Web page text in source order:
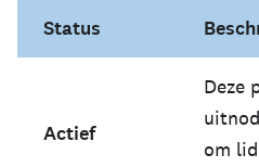
De status van het
Klik op de drie
Klik opVerwijderen
U kunt de primaire
Status
Actief
Deze
om